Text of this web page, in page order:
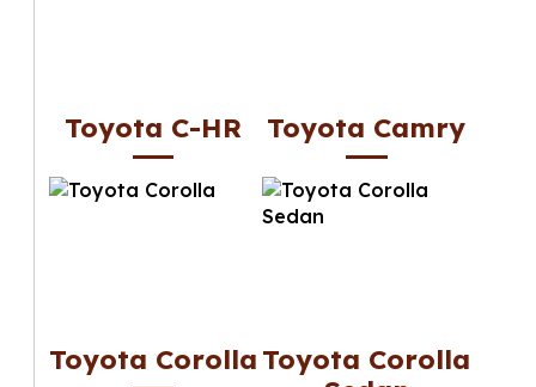
Toyota C-HR Toyota Camry
Toyota Corolla Toyota Corolla